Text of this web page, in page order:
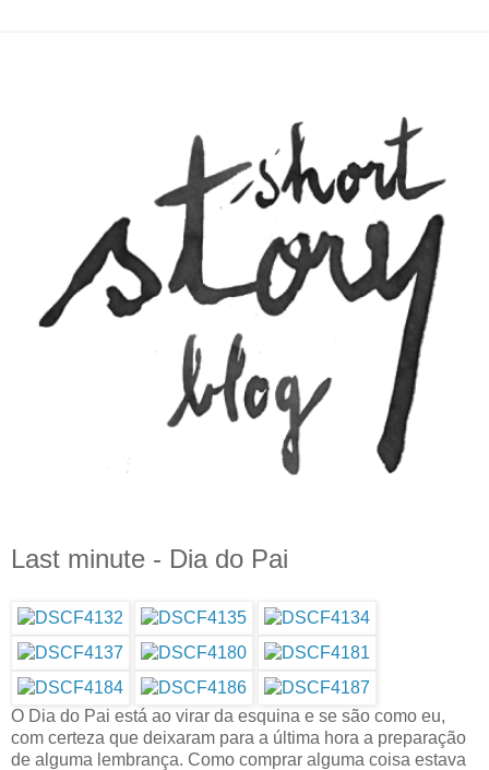
Last minute - Dia do Pai
O Dia do Pai está ao virar da esquina e se são como eu,
com certeza que deixaram para a última hora a preparação
de alguma lembrança. Como comprar alguma coisa estava